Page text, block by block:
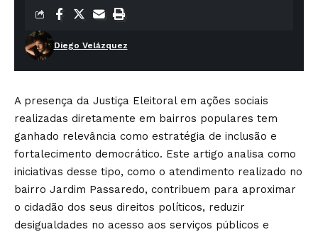
Diego Velázquez
A presença da Justiça Eleitoral em ações sociais
realizadas diretamente em bairros populares tem
ganhado relevância como estratégia de inclusão e
fortalecimento democrático. Este artigo analisa como
iniciativas desse tipo, como o atendimento realizado no
bairro Jardim Passaredo, contribuem para aproximar
o cidadão dos seus direitos políticos, reduzir
desigualdades no acesso aos serviços públicos e